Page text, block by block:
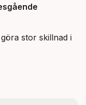
stor skillnad i